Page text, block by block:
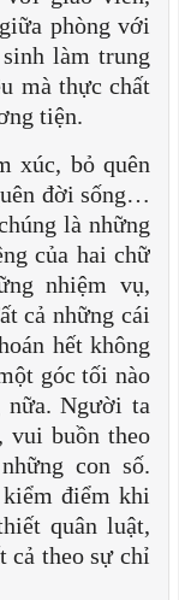
phòng với
làm trung
mà thực chất
tiện.
xúc, bỏ quên
đời sống…
là những
của hai chữ
nhiệm vụ,
cả những cái
hết không
góc tối nào
nữa. Người ta
vui buồn theo
con số.
điểm khi
quân luật,
cả theo sự chỉ